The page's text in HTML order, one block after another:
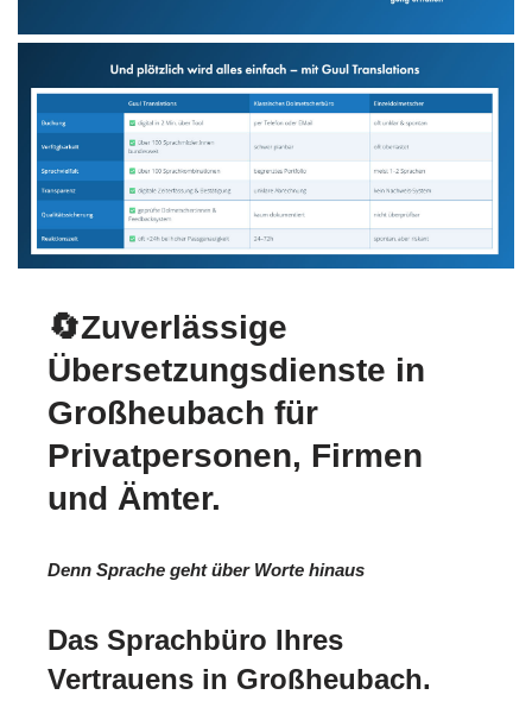
🔄Zuverlässige
Übersetzungsdienste in
Großheubach für
Privatpersonen, Firmen
und Ämter.
Denn Sprache geht über Worte hinaus
Das Sprachbüro Ihres
Vertrauens in Großheubach.